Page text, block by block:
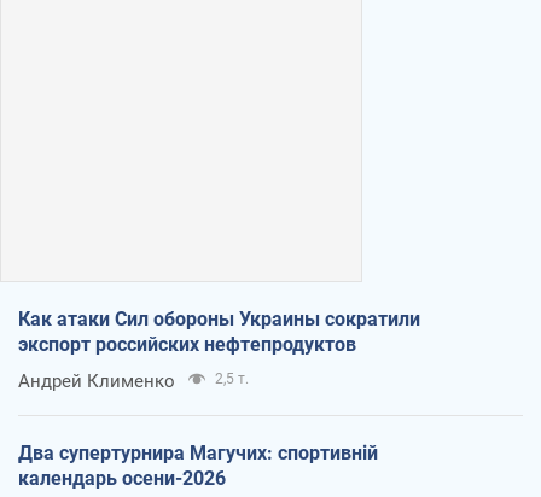
Как атаки Сил обороны Украины сократили
экспорт российских нефтепродуктов
Андрей Клименко 2,5 т.
Два супертурнира Магучих: спортивній
календарь осени-2026